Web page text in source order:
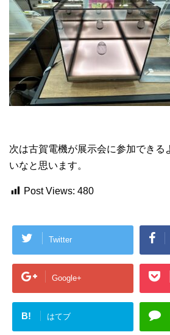
次は古賀電機が展示会に参加できる
いなと思います。
Post Views: 480
Twitter
Google+
B! はてブ